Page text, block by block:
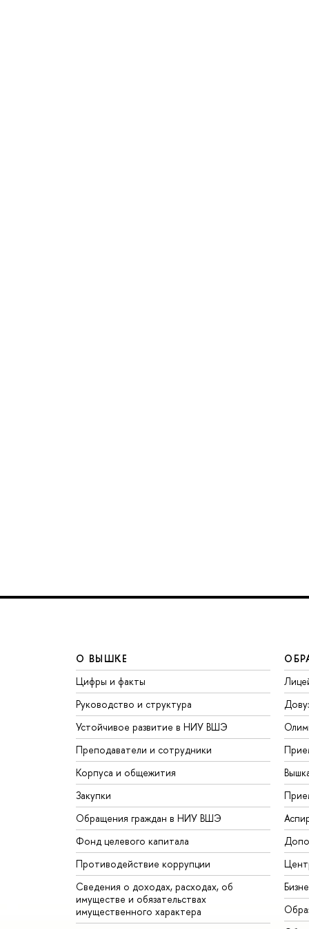
О ВЫШКЕ
Цифры и факты
Руководство и структура
Устойчивое развитие в НИУ ВШЭ
Преподаватели и сотрудники
Корпуса и общежития
Закупки
Обращения граждан в НИУ ВШЭ
Фонд целевого капитала
Противодействие коррупции
Сведения о доходах, расходах, об
имуществе и обязательствах
имущественного характера